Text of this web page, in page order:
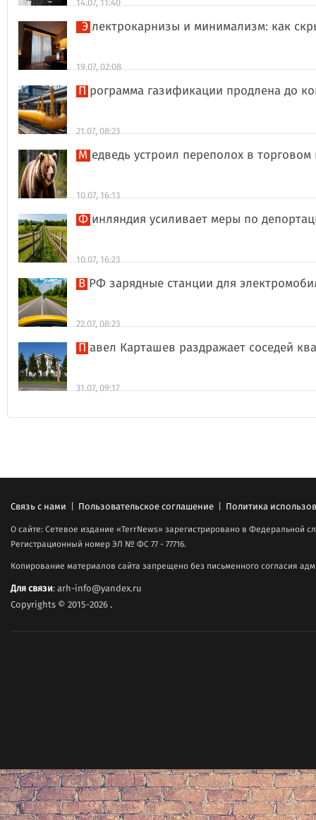
14.07, 11:40
Электрокарнизы и минимализм: как
19.07, 02:08
Программа газификации продлена до
21.07, 08:23
Медведь устроил переполох в
10.07, 16:13
Финляндия усиливает меры по
10.07, 16:23
В РФ зарядные станции для
22.07, 08:23
Павел Карташев раздражает соседей
31.07, 09:17
Связь с нами | Пользовательское соглашение | Политика
О сайте: Сетевое издание «TerrNews» зарегистрировано в Федеральной
Регистрационный номер ЭЛ № ФС 77 - 77716.
Копирование материалов сайта запрещено без письменного согласия
Для связи: arh-info@yandex.ru
Copyrights © 2015-2026.